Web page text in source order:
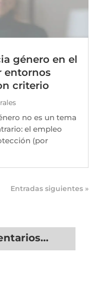
género en el
entornos
criterio
no es un tema
el empleo
(por
Entradas siguientes »